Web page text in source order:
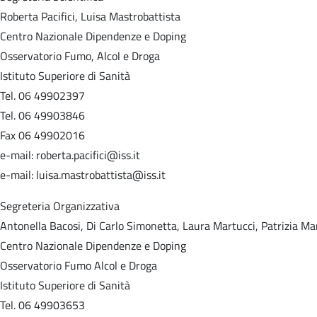
Roberta Pacifici, Luisa Mastrobattista
Centro Nazionale Dipendenze e Doping
Osservatorio Fumo, Alcol e Droga
Istituto Superiore di Sanità
Tel. 06 49902397
Tel. 06 49903846
Fax 06 49902016
e-mail: roberta.pacifici@iss.it
e-mail: luisa.mastrobattista@iss.it
Segreteria Organizzativa
Antonella Bacosi, Di Carlo Simonetta, Laura Martucci, Patrizia
Centro Nazionale Dipendenze e Doping
Osservatorio Fumo Alcol e Droga
Istituto Superiore di Sanità
Tel. 06 49903653